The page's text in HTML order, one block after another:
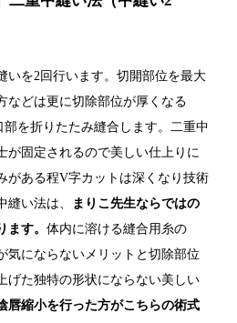
いを2回行います。切開部位を最大
などは更に切除部位が厚くなる
を折りたたみ縫合します。二重中
が固定されるので美しい仕上りに
がある程V字カットは深くなり技術
い法は、
まりこ先生ならではの
す。 体内に溶ける縫合用糸の
気にならないメリットと切除部位
げた独特の形状にならない美しい
唇縮小を行った方がこちらの術式